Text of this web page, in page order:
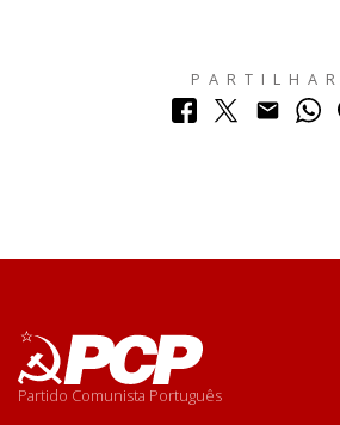
PARTILHAR
Partido Comunista Português